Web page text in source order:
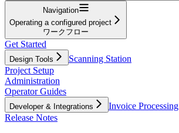
Navigation
Operating a configured project
ワークフロー
Get Started
Design Tools
Scanning Station
Project Setup
Administration
Operator Guides
Developer & Integrations
Invoice Processing
Release Notes